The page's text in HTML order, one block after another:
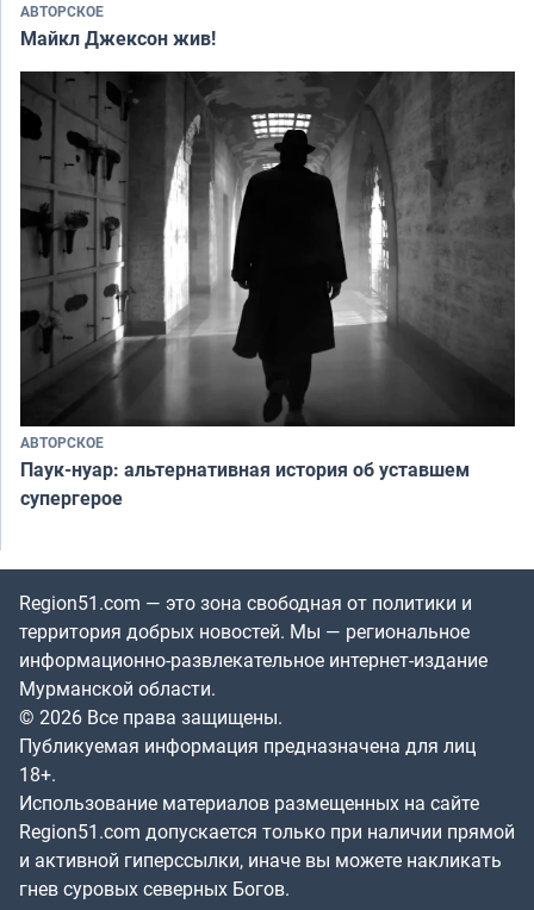
АВТОРСКОЕ
Майкл Джексон жив!
АВТОРСКОЕ
Паук-нуар: альтернативная история об уставшем
супергерое
Region51.com — это зона свободная от политики и
территория добрых новостей. Мы — региональное
информационно-развлекательное интернет-издание
Мурманской области.
© 2026 Все права защищены.
Публикуемая информация предназначена для лиц
18+.
Использование материалов размещенных на сайте
Region51.com допускается только при наличии прямой
и активной гиперссылки, иначе вы можете накликать
гнев суровых северных Богов.